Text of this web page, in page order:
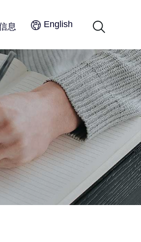
息 English